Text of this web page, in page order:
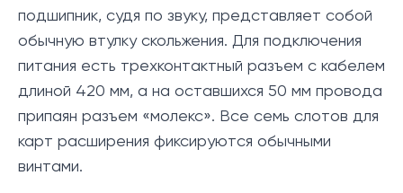
подшипник, судя по звуку, представляет собой
обычную втулку скольжения. Для подключения
питания есть трехконтактный разъем с кабелем
длиной 420 мм, а на оставшихся 50 мм провода
припаян разъем «молекс». Все семь слотов для
карт расширения фиксируются обычными
винтами.